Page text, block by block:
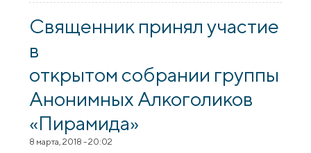
вырашэння праблемы алкагалізму і
прадстаўнікі Пакроўскага сабора
Священник принял участие
в
открытом собрании группы
Анонимных Алкоголиков
«Пирамида»
8 марта, 2018 - 20:02